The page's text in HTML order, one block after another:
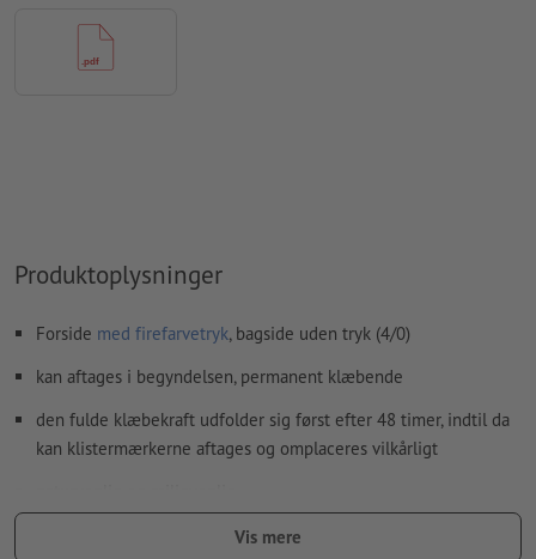
Kommentarer
Formularfeltets
Produktoplysninger
Forside med firefarvetryk, bagside uden tryk (4/0)
kan aftages i begyndelsen, permanent klæbende
den fulde klæbekraft udfolder sig først efter 48 timer, indtil da
kan klistermærkerne aftages og omplaceres vilkårligt
består udelukkende af mineralske og plantelige indholdsstoffer;
Vis mere